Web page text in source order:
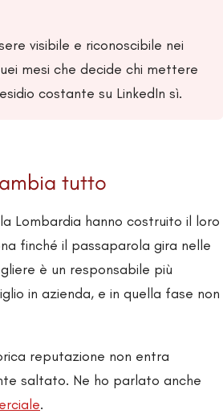
visibile e riconoscibile nei
mesi che decide chi mettere
costante su LinkedIn sì.
tutto
Lombardia hanno costruito il loro
finché il passaparola gira nelle
è un responsabile più
in azienda, e in quella fase non
reputazione non entra
saltato. Ne ho parlato anche
.